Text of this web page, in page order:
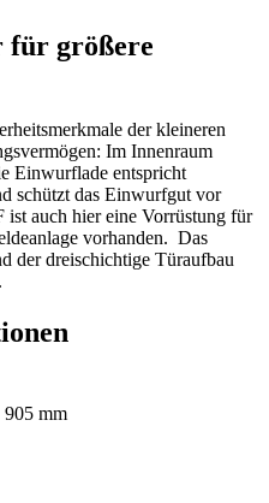
für größere
der kleineren
Im Innenraum
Einwurflade entspricht
schützt das Einwurfgut vor
auch hier eine Vorrüstung für
vorhanden. Das
der dreischichtige Türaufbau
mm